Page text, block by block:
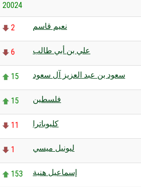
20024
2 نعيم قاسم
6 علي بن أبي طالب
15 سعود بن عبد العزيز آل سعود
15 فلسطين
11 كليوباترا
1 ليونيل ميسي
153 إسماعيل هنية